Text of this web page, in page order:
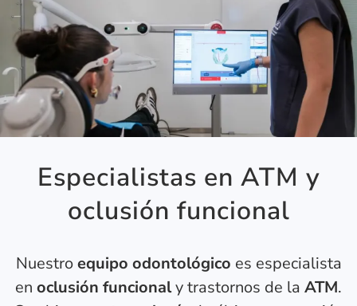
Especialistas en ATM y
oclusión funcional
Nuestroequipo odontológico es especialista
en oclusión funcionaly trastornos de la ATM.